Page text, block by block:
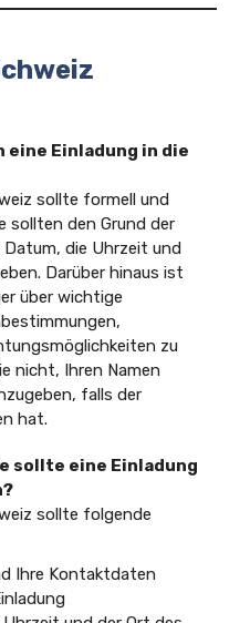
eine Einladung in die
sollte formell und
sollten den Grund der
Datum, die Uhrzeit und
Darüber hinaus ist
über wichtige
zu
nicht, Ihren Namen
falls der
hat.
sollte eine Einladung
sollte folgende
Ihre Kontaktdaten